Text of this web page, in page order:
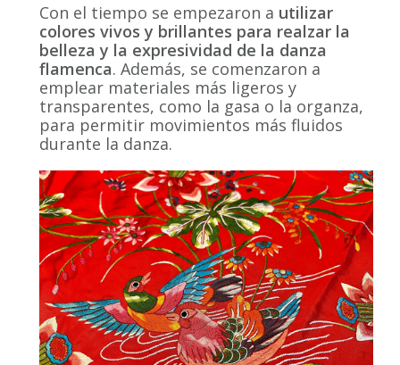
Con el tiempo se empezaron a utilizar
colores vivos y brillantes para realzar la
belleza y la expresividad de la danza
flamenca. Además, se comenzaron a
emplear materiales más ligeros y
transparentes, como la gasa o la organza,
para permitir movimientos más fluidos
durante la danza.